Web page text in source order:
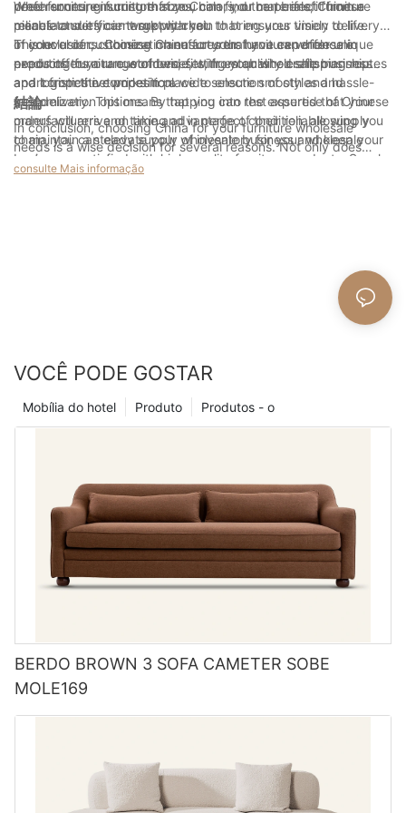
jantar de mármore é repleta de comidas suntuosas e as famílias
se reúnem para compartilhar alegria e gratidão.
Com móveis de madeira personalizados, as possibilidades de
design são infinitas. Seja uma mesa de jantar elegante e
moderna ou uma cabeceira tradicional com detalhes
esculpidos, você pode contar com um artesão habilidoso para
dar vida à sua visão. Móveis de madeira personalizados
permitem criar peças que não são apenas bonitas, mas
também funcionais e adaptadas às suas necessidades
específicas.
preferences, ensuring that you can find the perfect furniture
pieces to suit your target market.
need furniture in custom sizes, colors, or materials, Chinese
manufacturers can work with you to bring your vision to life.
This level of customization ensures that you can offer unique
products to your customers, setting your wholesale business
apart from the competition.
When sourcing furniture from China, you can benefit from a
reliable and efficient supply chain that ensures timely delivery
of your orders. Chinese manufacturers have experience in
exporting furniture worldwide, with established shipping routes
and logistics networks in place to ensure smooth and hassle-
free delivery. This means that you can rest assured that your
orders will arrive on time and in perfect condition, allowing you
to maintain a steady supply of inventory for your wholesale
business.
In conclusion, choosing China for your furniture wholesale
needs offers a range of benefits, from quality craftsmanship
and competitive prices to a wide selection of styles and
customization options. By tapping into the expertise of Chinese
manufacturers and taking advantage of their reliable supply
chain, you can elevate your wholesale business and keep your
customers satisfied with high-quality furniture products. So why
wait? Make China your top destination for sourcing furniture
結論
In conclusion, choosing China for your furniture wholesale
needs is a wise decision for several reasons. Not only does
China offer a vast array of high-quality furniture options at
companies of all sizes. By selecting China as your furniture
wholesale destination, you can be confident in the quality and
affordability of your products, ensuring a successful and
today!
consulte Mais informação
VOCÊ PODE GOSTAR
Produtos - o
Produto
Mobília do hotel
BERDO BROWN 3 SOFA CAMETER SOBE
MOLE169